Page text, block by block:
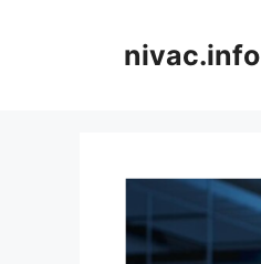
nivac.info